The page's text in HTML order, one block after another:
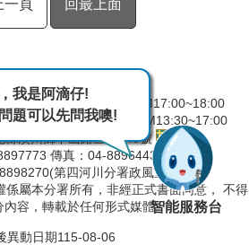
一頁 回最上面
彈性下班時間：PM17:00~18:00
星期五 AM8:30~12:30 PM13:30~17:00
縣溪州鄉中山路三段640號
傳真：04-8896443
第四河川分署政風室)
屬本分署所有，非經正式書面同意， 不得
內容，轉載於任何形式媒體。
異動日期115-08-06
我是阿滴仔!
題可以先問我噢!
智能服務台